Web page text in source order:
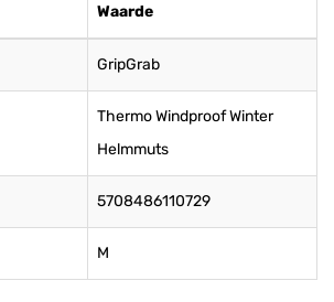
Waarde
GripGrab
Thermo Windproof Winter
Helmmuts
5708486110729
M